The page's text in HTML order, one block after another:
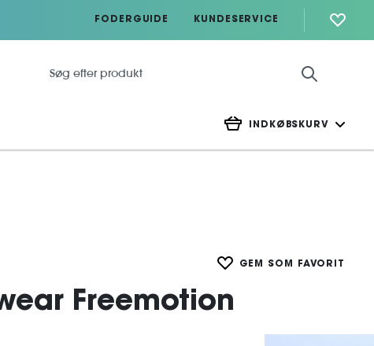
FODERGUIDE KUNDESERVICE
INDKØBSKURV
GEM SOM FAVORIT
Freemotion